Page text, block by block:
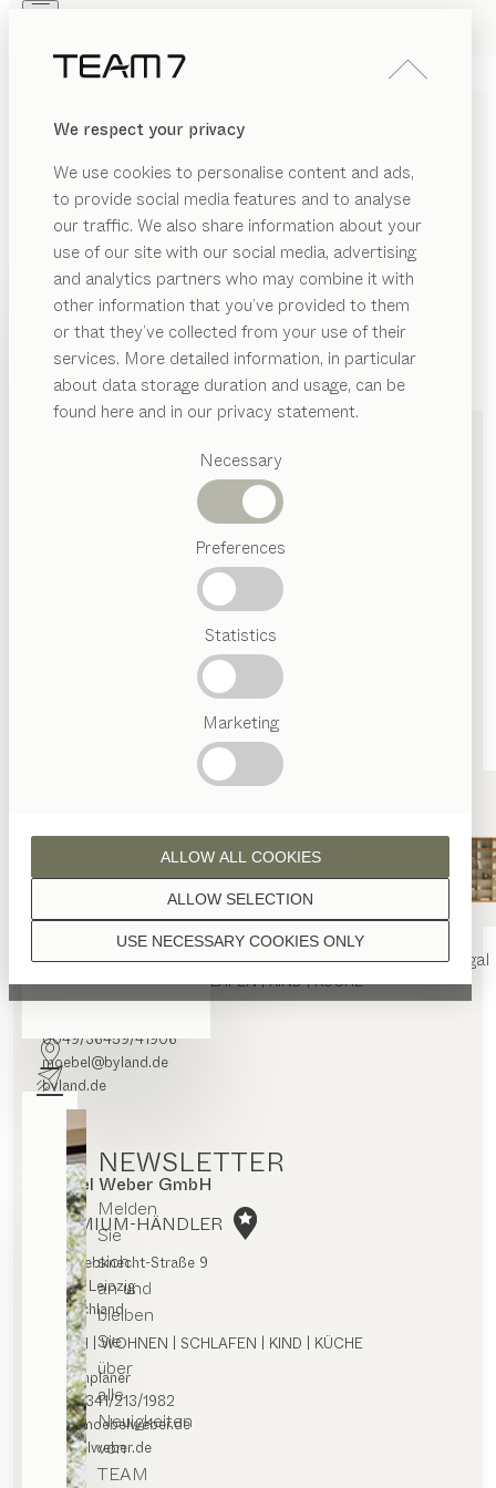
We respect your privacy
We use cookies to personalise content and ads,
to provide social media features and to analyse
our traffic. We also share information about your
use of our site with our social media, advertising
and analytics partners who may combine it with
other information that you’ve provided to them
or that they’ve collected from your use of their
services. More detailed information, in particular
about data storage duration and usage, can be
found here and in our privacy statement.
Necessary
Preferences
Statistics
Marketing
USE NECESSARY COOKIES ONLY
ALLOW SELECTION
ALLOW ALL COOKIES
PRODUKTE
INSPIRATION
HÄNDLER
Vorgeschlagene
Kategorien
Österreichisches
Handwerk
nyaTisch nyaStuhl filignoRegal
NEWSLETTER
Melden
Sie
sich
an und
bleiben
Sie
über
alle
Neuigkeiten
von
TEAM
PRODUKTE
INSPIRATION
ÜBER UNS
KÜCHEN IN JENA VON
TEAM 7
LISTE
KARTE
HandWert - Schöne Dinge in Jena
PREMIUM-HÄNDLER
PREMIUM-HÄNDLER
Rudolstädter Straße 29
99444 Blankenhain
Deutschland
ESSEN | WOHNEN | SCHLAFEN | KIND | KÜCHE
0049/36459/41906
moebel@byland.de
byland.de
Möbel Weber GmbH
PREMIUM-HÄNDLER
Karl-Liebknecht-Straße 9
04107 Leipzig
Deutschland
ESSEN | WOHNEN | SCHLAFEN | KIND | KÜCHE
Routenplaner
0049/341/213/1982
info@moebelweber.de
moebelweber.de